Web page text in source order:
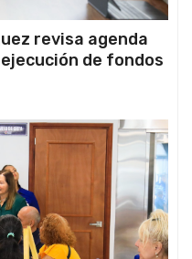
revisa agenda
de fondos